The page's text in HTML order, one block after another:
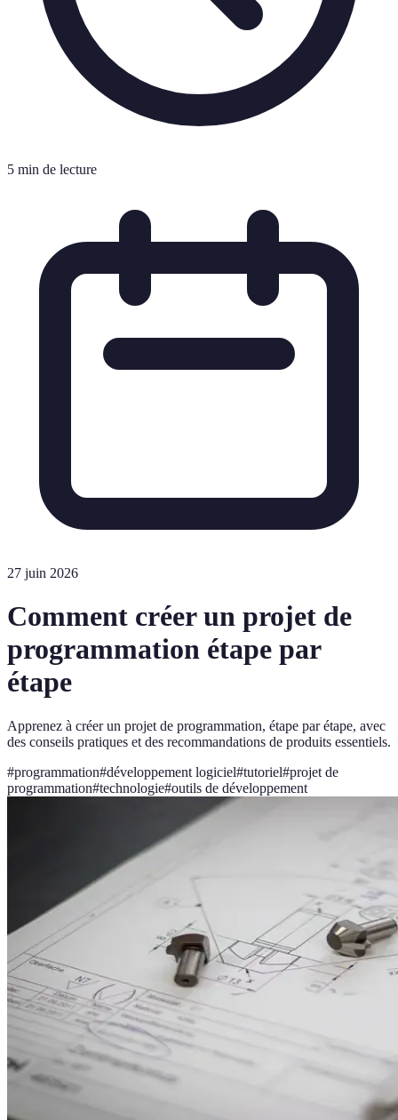
5 min de lecture
27 juin 2026
Comment créer un projet de
programmation étape par
étape
Apprenez à créer un projet de programmation, étape par étape, avec
des conseils pratiques et des recommandations de produits essentiels.
#programmation#développement logiciel#tutoriel#projet de
programmation#technologie#outils de développement